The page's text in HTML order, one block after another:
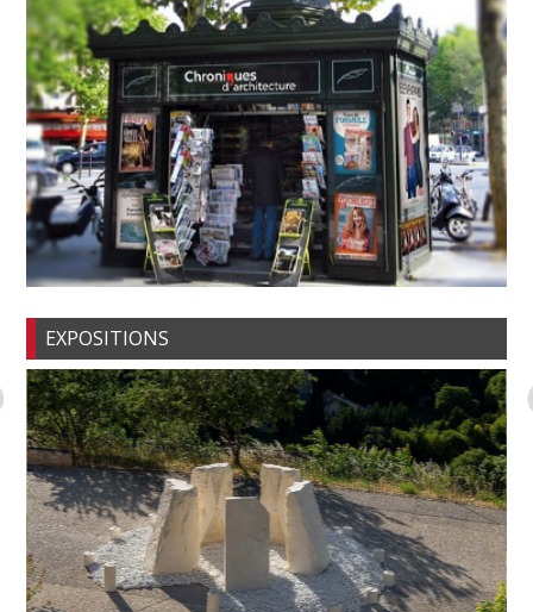
EXPOSITIONS